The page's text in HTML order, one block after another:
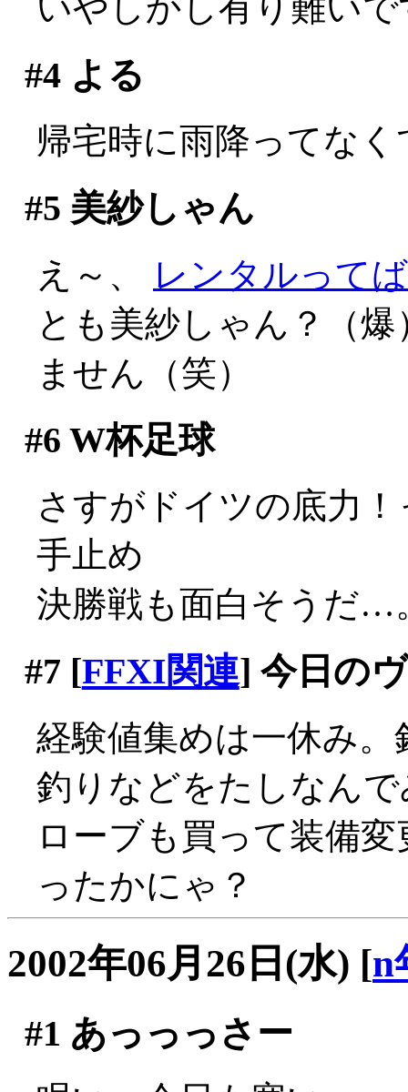
#4よる
帰宅時に雨降ってな
#5 美紗しゃん
え～、
レンタルってば
とも美紗しゃん？（
ません（笑）
#6 W杯足球
さすがドイツの底力
手止め
決勝戦も面白そうだ…
#7 [FFXI関連] 今日の
経験値集めは一休み
釣りなどをたしなん
ローブも買って装備
ったかにゃ？
2002年06月26日(水) [n
#1 あっっっさー